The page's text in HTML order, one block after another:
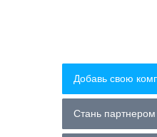
Добавь свою
Стань партнером